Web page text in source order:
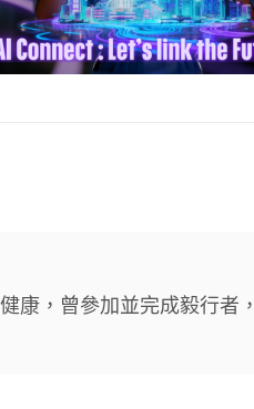
康，曾參加並完成毅行者